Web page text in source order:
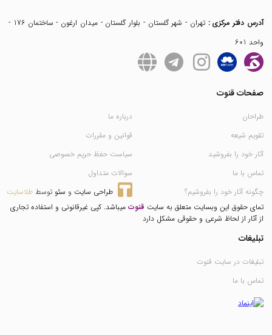
آدرس دفتر مرکزی :
تهران - شهر گلستان - بلوار گلستان - میدان ارغون - ساختمان 176 -
واحد 601
صفحات قنوت
طراحان
تقویم شیعه
آثار خود را بفروشید
تماس با ما
چگونه آثار خود را بفروشیم؟
درباره ما
قوانین و مقررات
سیاست حفظ حریم خصوصی
سوالات متداول
طراحی سایت و سئو توسط طلاسایت
تمای حقوق این وبسایت متعلق به سایت قنوت میباشد. کپی غیرقانونی و استفاده تجاری
از آثار از لحاظ شرعی و حقوقی مشکل دارد
تبلیغات
تبلیغات در سایت قنوت
تماس با ما